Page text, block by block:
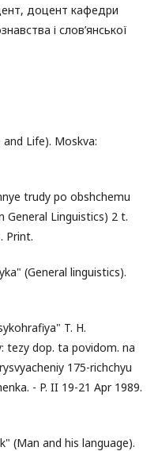
доцент кафедри
і слов’янської
and Life). Moskva:
trudy po obshchemu
General Linguistics) 2 t.
Print.
(General linguistics).
T. H.
tezy dop. ta povidom. na
175-richchyu
- P. II 19-21 Apr 1989.
(Man and his language).